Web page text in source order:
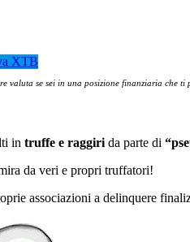
XTB
se sei in una posizione finanziaria che
in truffe e raggiri da parte di
da veri e propri truffatori!
associazioni a delinquere